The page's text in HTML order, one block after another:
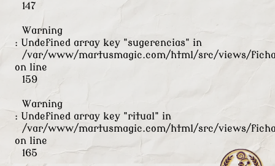
147
Warning
: Undefined array key "sugerencias" in
/var/www/martusmagic.com/html/src/views/
on line
159
Warning
: Undefined array key "ritual" in
/var/www/martusmagic.com/html/src/views/
on line
165